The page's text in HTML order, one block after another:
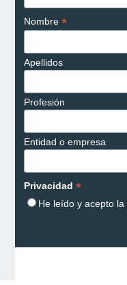
Nombre *
Apellidos
Profesión
Entidad o empresa
Privacidad *
He leído y acepto la